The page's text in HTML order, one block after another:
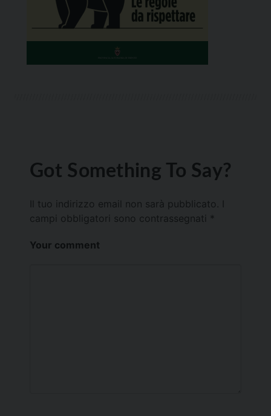
Got Something To Say?
Il tuo indirizzo email non sarà pubblicato.
campi obbligatori sono contrassegnati *
Your comment